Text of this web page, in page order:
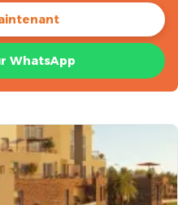
WhatsApp